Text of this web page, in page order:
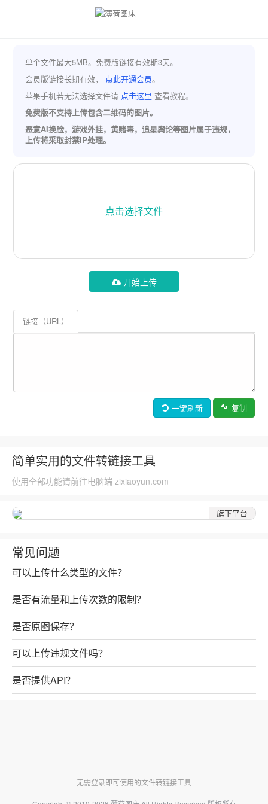
单个文件最大5MB。免费版链接有效期3天。
会员版链接长期有效， 点此开通会员。
苹果手机若无法选择文件请 点击这里 查看教程。
免费版不支持上传包含二维码的图片。
恶意AI换脸，游戏外挂，黄赌毒，追星舆论等图片属于违规，
上传将采取封禁IP处理。
开始上传
链接（URL）
一键刷新 复制
简单实用的文件转链接工具
使用全部功能请前往电脑端 zixiaoyun.com
旗下平台
常见问题
可以上传什么类型的文件？
是否有流量和上传次数的限制？
是否原图保存？
可以上传违规文件吗？
是否提供API？
无需登录即可使用的文件转链接工具